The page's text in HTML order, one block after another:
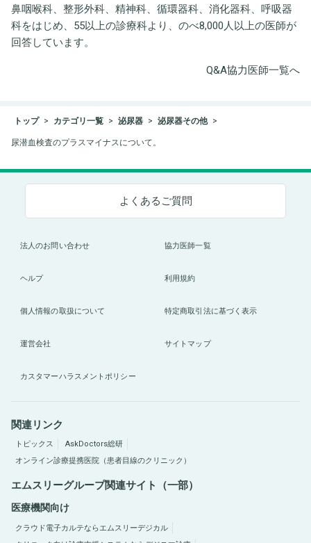
鼻咽喉科、整形外科、精神科、循環器科、消化器科、呼吸器
科をはじめ、55以上の診療科より、のべ8,000人以上の医師が
回答しています。
Q&A協力医師一覧へ
トップ カテゴリ一覧 泌尿器 泌尿器その他
尿潜血検査のプラスマイナスについて。
よくあるご質問
法人のお問い合わせ 協力医師一覧
ヘルプ 利用規約
個人情報の取扱について 特定商取引法に基づく表示
運営会社 サイトマップ
カスタマーハラスメントポリシー
関連リンク
トピックス
AskDoctors総研
オンライン診療提携医院（患者目線のクリニック）
エムスリーグループ関連サイト（一部）
医療機関向け
クラウド電子カルテならエムスリーデジカル